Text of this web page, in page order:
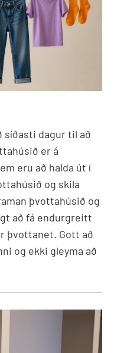
síðasti dagur til að
er á
eru að halda út í
og skila
þvottahúsið og
að fá endurgreitt
þvottanet. Gott að
og ekki gleyma að